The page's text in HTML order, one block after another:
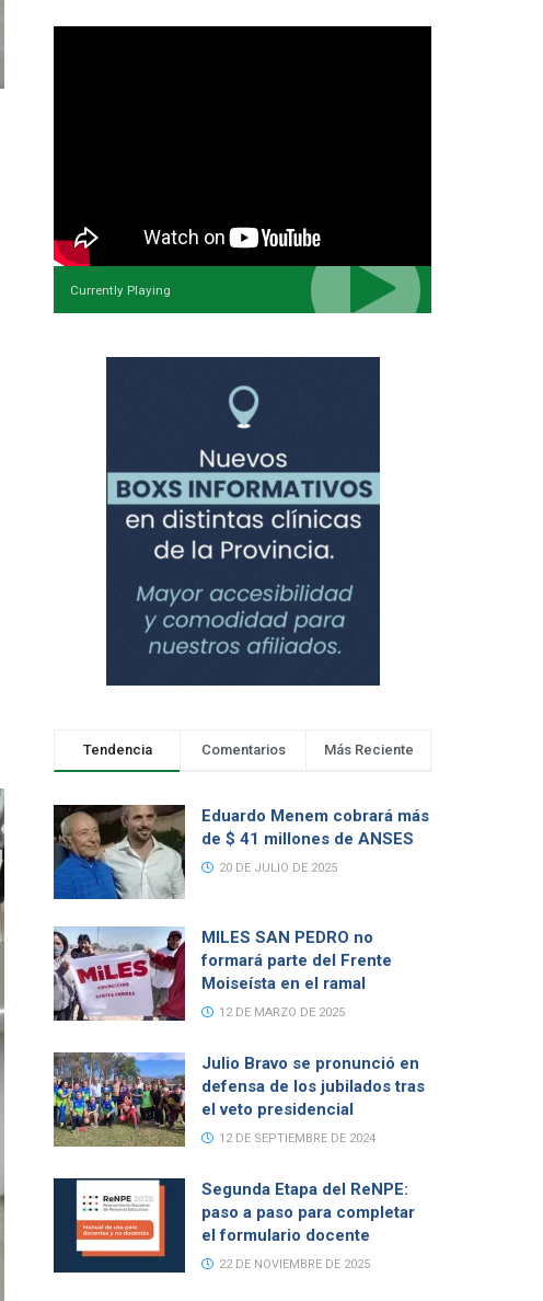
Currently Playing
Tendencia Comentarios Más Reciente
Eduardo Menem cobrará más
de $ 41 millones de ANSES
20 DE JULIO DE 2025
MILES SAN PEDRO no
formará parte del Frente
Moiseísta en el ramal
12 DE MARZO DE 2025
Julio Bravo se pronunció en
defensa de los jubilados tras
el veto presidencial
12 DE SEPTIEMBRE DE 2024
Segunda Etapa del ReNPE:
paso a paso para completar
el formulario docente
22 DE NOVIEMBRE DE 2025